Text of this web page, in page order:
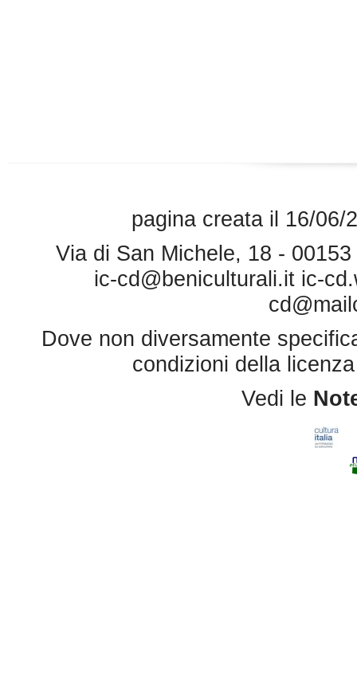
pagina creata il 16/06/
Via di San Michele, 18 -
ic-cd@beniculturali.it ic-
Dove non diversamente
condizioni della
Vedi le